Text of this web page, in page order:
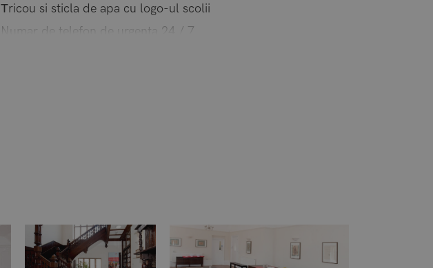
Тricou si sticla de apa cu logo-ul scolii
Numar de telefon de urgenta 24 / 7